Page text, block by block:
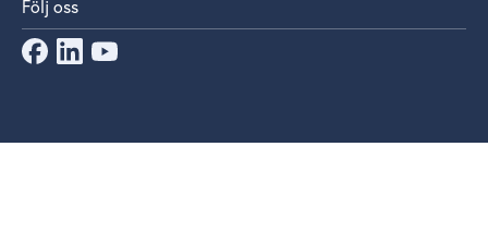
Följ oss